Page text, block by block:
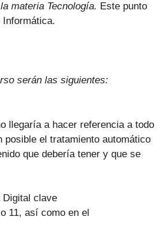
materia Tecnología. Este punto
serán las siguientes:
llegaría a hacer referencia a todo
el tratamiento automático
que debería tener y que se
Digital clave
11, así como en el